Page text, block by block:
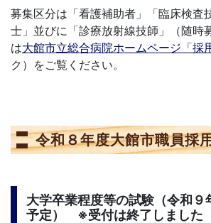
募集区分は「看護補助者」「臨床検査
士」並びに「診療放射線技師」（随時
は大館市立総合病院ホームページ「採
ク）をご覧ください。
令和８年度大館市職員採
大学卒業程度等の試験（令和９
予定） ※受付は終了しました